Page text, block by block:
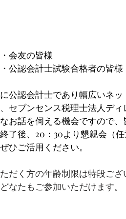
会友の皆様
公認会計士試験合格者の皆様
公認会計士であり幅広いネ
セブンセンス税理士法人デ
お話を伺える機会ですので
了後、20：30より懇親会（
ひご活用ください。
だく方の年齢制限は特段ご
なたもご参加いただけます。